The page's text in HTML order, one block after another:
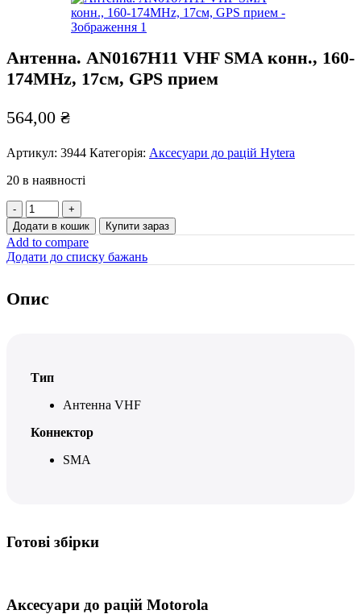
Антенна. AN0167H11 VHF SMA конн., 160-
174MHz, 17см, GPS прием
564,00 ₴
Артикул: 3944 Категорія: Аксесуари до рацій Hytera
20 в наявності
Антенна.
AN0167H11
VHF
SMA
конн.,
174MHz,
17см,
Додати в кошик Купити зараз
Add to compare
Додати до списку бажань
Опис
Тип
Антенна VHF
Коннектор
SMA
Готові збірки
Аксесуари до рацій Motorola